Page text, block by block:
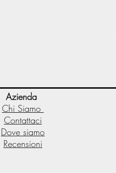
Azienda
Chi Siamo
Contattaci
Dove siamo
Recensioni